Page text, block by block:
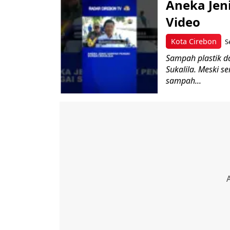
Kota Cirebon
Aneka
Video
Sampah plastik
Sukalila. Meski
sampah...